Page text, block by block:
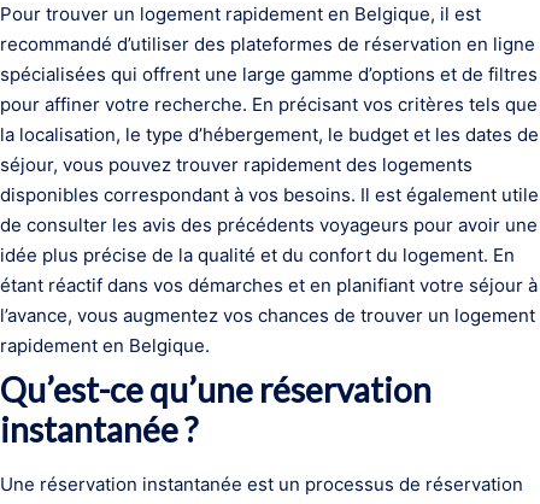
Pour trouver un logement rapidement en Belgique, il est
recommandé d’utiliser des plateformes de réservation en ligne
spécialisées qui offrent une large gamme d’options et de filtres
pour affiner votre recherche. En précisant vos critères tels que
la localisation, le type d’hébergement, le budget et les dates de
séjour, vous pouvez trouver rapidement des logements
disponibles correspondant à vos besoins. Il est également utile
de consulter les avis des précédents voyageurs pour avoir une
idée plus précise de la qualité et du confort du logement. En
étant réactif dans vos démarches et en planifiant votre séjour à
l’avance, vous augmentez vos chances de trouver un logement
rapidement en Belgique.
Qu’est-ce qu’une réservation
instantanée ?
Une réservation instantanée est un processus de réservation